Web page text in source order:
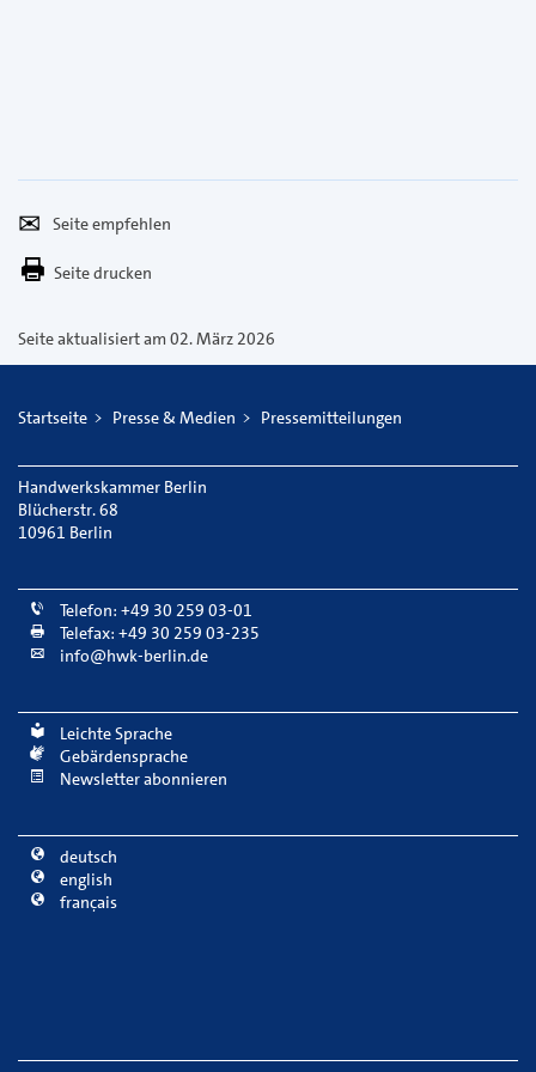
empfehlen
Per
E-
versenden
Seite drucken
Seite aktualisiert am 02. März 2026
Startseite Presse & Medien Pressemitteilungen
Handwerkskammer Berlin
Blücherstr. 68
10961 Berlin
Telefon: +49 30 259 03-01
Telefax: +49 30 259 03-235
info@hwk-berlin.de
Leichte Sprache
Gebärdensprache
Newsletter abonnieren
deutsch
english
français